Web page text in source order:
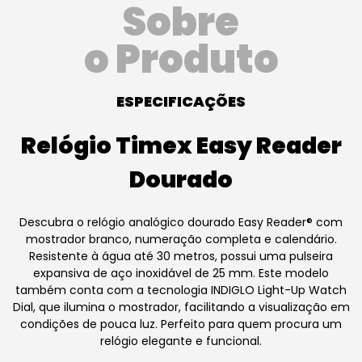
Sobre
o Produto
ESPECIFICAÇÕES
Relógio Timex Easy Reader
Dourado
Descubra o relógio analógico dourado Easy Reader® com
mostrador branco, numeração completa e calendário.
Resistente à água até 30 metros, possui uma pulseira
expansiva de aço inoxidável de 25 mm. Este modelo
também conta com a tecnologia INDIGLO Light-Up Watch
Dial, que ilumina o mostrador, facilitando a visualização em
condições de pouca luz. Perfeito para quem procura um
relógio elegante e funcional.